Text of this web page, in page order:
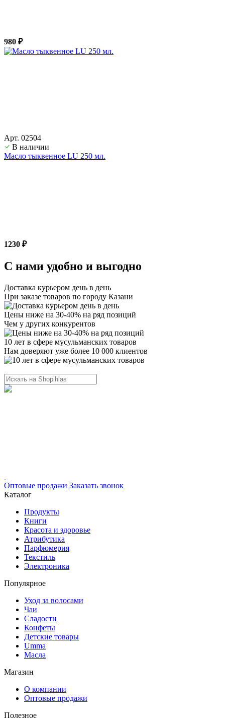
980 ₽
Арт. 02504
В наличии
Масло тыквенное LU 250 мл.
1230 ₽
С нами удобно и выгодно
Доставка курьером день в день
При заказе товаров по городу Казани
Цены ниже на 30-40% на ряд позиций
Чем у других конкурентов
10 лет в сфере мусульманских товаров
Нам доверяют уже более 10 000 клиентов
Оптовые продажи Заказать звонок
Каталог
Продукты
Книги
Красота и здоровье
Атрибутика
Парфюмерия
Текстиль
Электроника
Популярное
Уход за волосами
Чаи
Сладости
Конфеты
Детские товары
Umma
Масла
Магазин
О компании
Оптовые продажи
Полезное